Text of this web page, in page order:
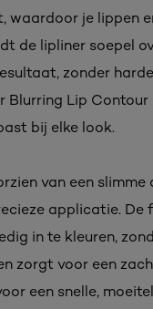
waardoor je lippen
de lipliner soepel
zonder
Blurring Lip Contour
bij elke look.
van een slimme
applicatie. De
in te kleuren,
zorgt voor een
een snelle,